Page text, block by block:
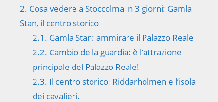
2. Cosa vedere a Stoccolma in 3 giorni: Gamla
Stan, il centro storico
2.1. Gamla Stan: ammirare il Palazzo Reale
2.2. Cambio della guardia: è l’attrazione
principale del Palazzo Reale!
2.3. Il centro storico: Riddarholmen e l’isola
dei cavalieri.